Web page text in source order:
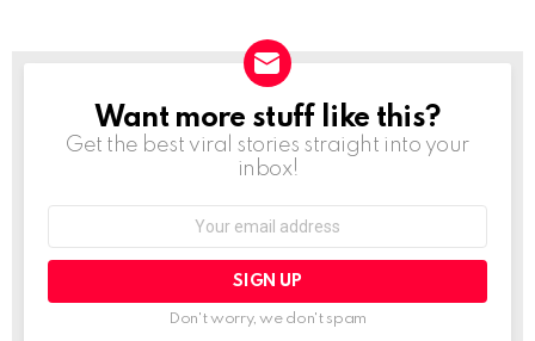
NEWSLETTER
Want more stuff like this?
Get the best viral stories straight into your
inbox!
Don't worry, we don't spam